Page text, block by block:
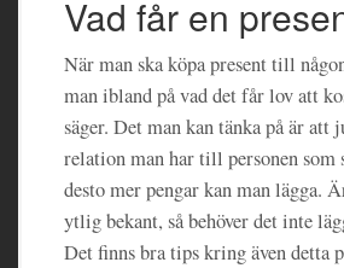
Vad får en
När man ska köpa present till
man ibland på vad det får lov att
säger. Det man kan tänka på är att
relation man har till personen som
desto mer pengar kan man lägga.
ytlig bekant, så behöver det inte
Det finns bra tips kring även detta